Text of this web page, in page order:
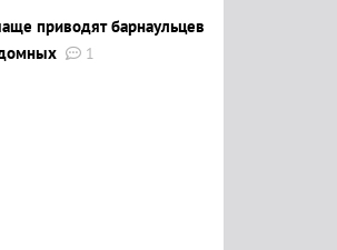
приводят барнаульцев
1